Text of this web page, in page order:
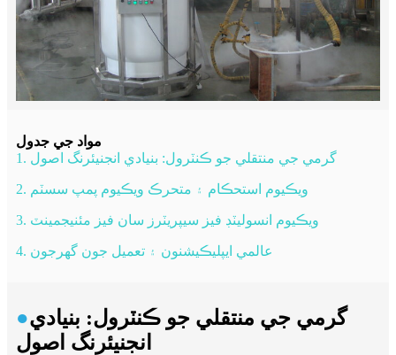
مواد جي جدول
1. گرمي جي منتقلي جو ڪنٽرول: بنيادي انجنيئرنگ اصول
2. ويڪيوم استحڪام ۽ متحرڪ ويڪيوم پمپ سسٽم
3. ويڪيوم انسوليٽڊ فيز سيپريٽرز سان فيز مئنيجمينٽ
4. عالمي ايپليڪيشنون ۽ تعميل جون گهرجون
●گرمي جي منتقلي جو ڪنٽرول: بنيادي
انجنيئرنگ اصول